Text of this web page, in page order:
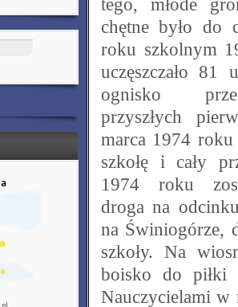
chętne było do
roku szkolnym
uczęszczało 81
ognisko
przyszłych
marca 1974
szkołę i cały
1974 roku
droga na
na Świniogórze,
szkoły. Na
boisko do piłki
Nauczycielami